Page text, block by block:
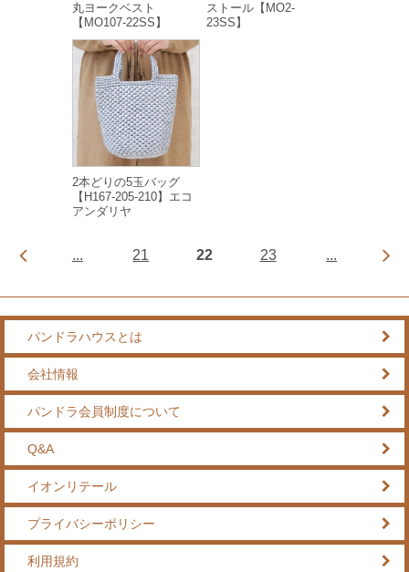
丸ヨークベスト
【MO107-22SS】
ストール【MO2-
23SS】
2本どりの5玉バッグ
【H167-205-210】エコ
アンダリヤ
... 21 22 23 ...
パンドラハウスとは
会社情報
パンドラ会員制度について
Q&A
イオンリテール
プライバシーポリシー
利用規約